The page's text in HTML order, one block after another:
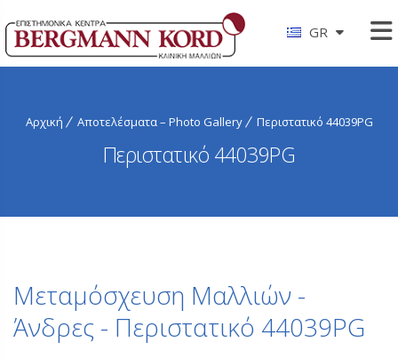
GR
Αρχική Αποτελέσματα – Photo Gallery Περιστατικό 44039PG
Περιστατικό 44039PG
Μεταμόσχευση Μαλλιών -
Άνδρες - Περιστατικό 44039PG